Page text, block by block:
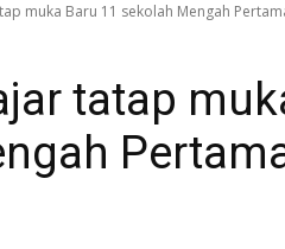
muka Baru 11 sekolah Mengah
tatap